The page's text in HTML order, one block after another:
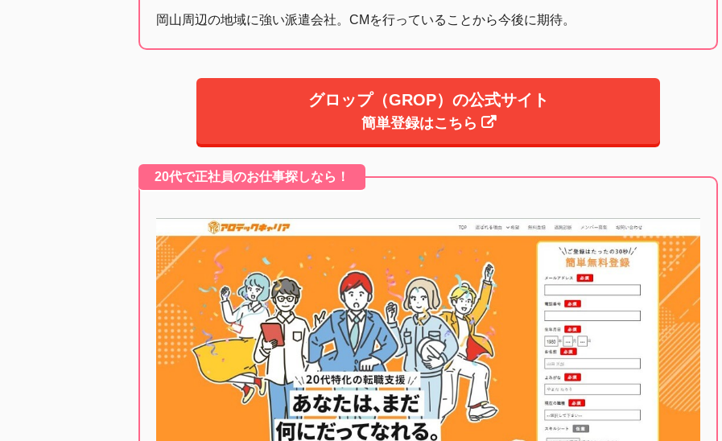
岡山周辺の地域に強い派遣会社。CMを行っていることから今後に期待。
グロップ（GROP）の公式サイト
簡単登録はこちら
20代で正社員のお仕事探しなら！